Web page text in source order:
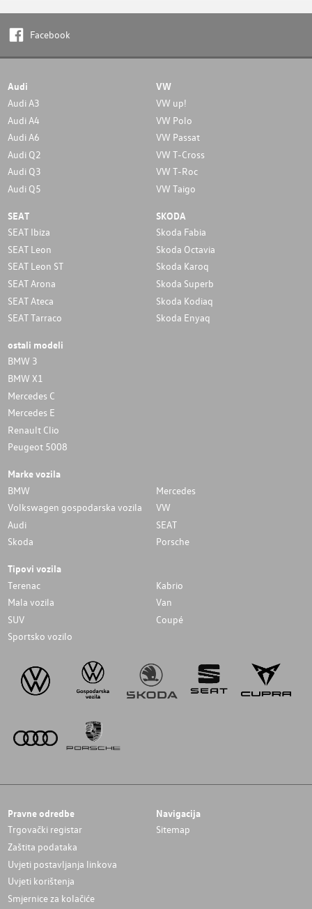
Facebook
Audi
Audi A3
Audi A4
Audi A6
Audi Q2
Audi Q3
Audi Q5
VW
VW up!
VW Polo
VW Passat
VW T-Cross
VW T-Roc
VW Taigo
SEAT
SEAT Ibiza
SEAT Leon
SEAT Leon ST
SEAT Arona
SEAT Ateca
SEAT Tarraco
SKODA
Skoda Fabia
Skoda Octavia
Skoda Karoq
Skoda Superb
Skoda Kodiaq
Skoda Enyaq
ostali modeli
BMW 3
BMW X1
Mercedes C
Mercedes E
Renault Clio
Peugeot 5008
Marke vozila
BMW
Mercedes
Volkswagen gospodarska vozila
VW
Audi
SEAT
Skoda
Porsche
Tipovi vozila
Terenac
Kabrio
Mala vozila
Van
SUV
Coupé
Sportsko vozilo
Pravne odredbe
Trgovački registar
Zaštita podataka
Uvjeti postavljanja linkova
Uvjeti korištenja
Smjernice za kolačiće
Navigacija
Sitemap